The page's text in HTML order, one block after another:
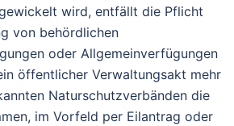
wird, entfällt die Pflicht
von behördlichen
oder Allgemeinverfügungen
öffentlicher Verwaltungsakt mehr
Naturschutzverbänden die
im Vorfeld per Eilantrag oder